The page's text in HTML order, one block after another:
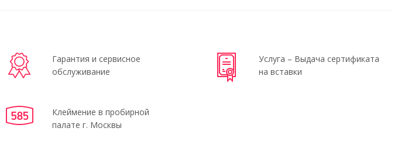
Гарантия и сервисное
обслуживание
Услуга – Выдача сертификата
на вставки
Клеймение в пробирной
палате г. Москвы